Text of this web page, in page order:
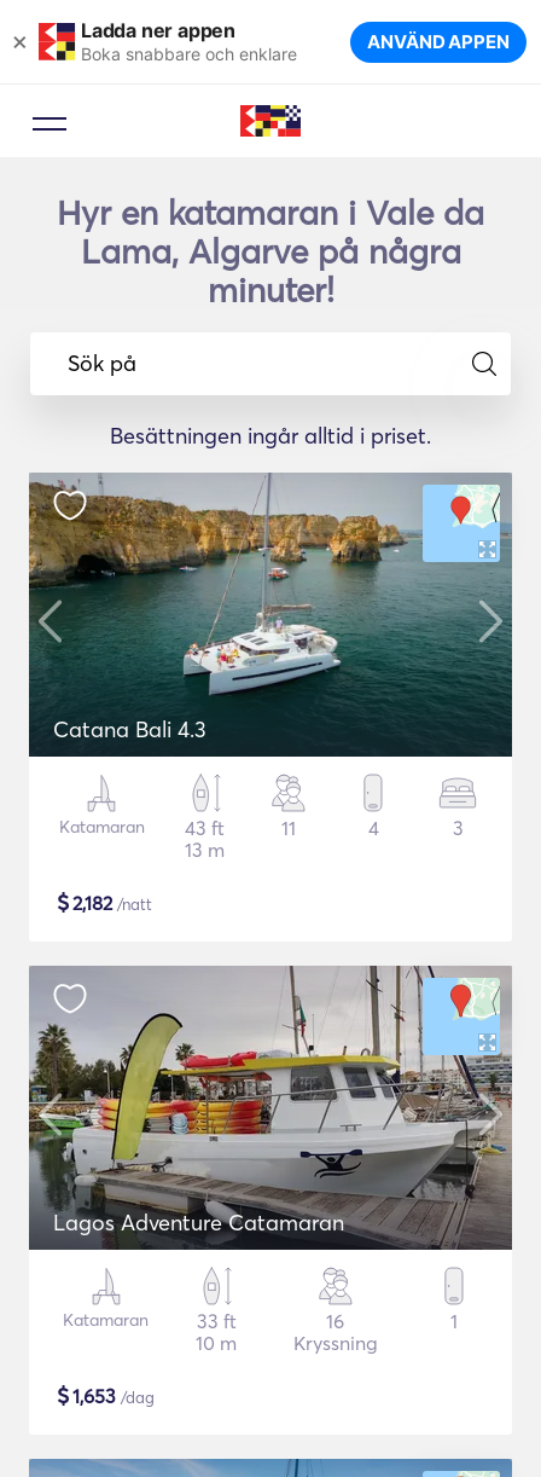
× Ladda ner appen
Boka snabbare och enklare ANVÄND APPEN
Hyr en katamaran i Vale da
Lama, Algarve på några
minuter!
Sök på
Besättningen ingår alltid i priset.
Catana Bali 4.3
Katamaran
43 ft
13 m
11 4 3
$2,182/natt
Lagos Adventure Catamaran
Katamaran
33 ft
10 m
16
Kryssning
1
$1,653 /dag